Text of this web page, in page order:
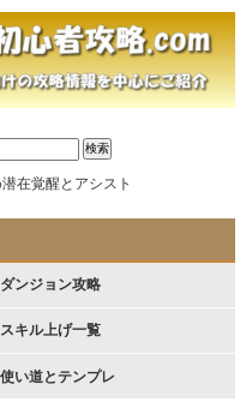
在覚醒とアシスト
ダンジョン攻略
スキル上げ一覧
使い道とテンプレ